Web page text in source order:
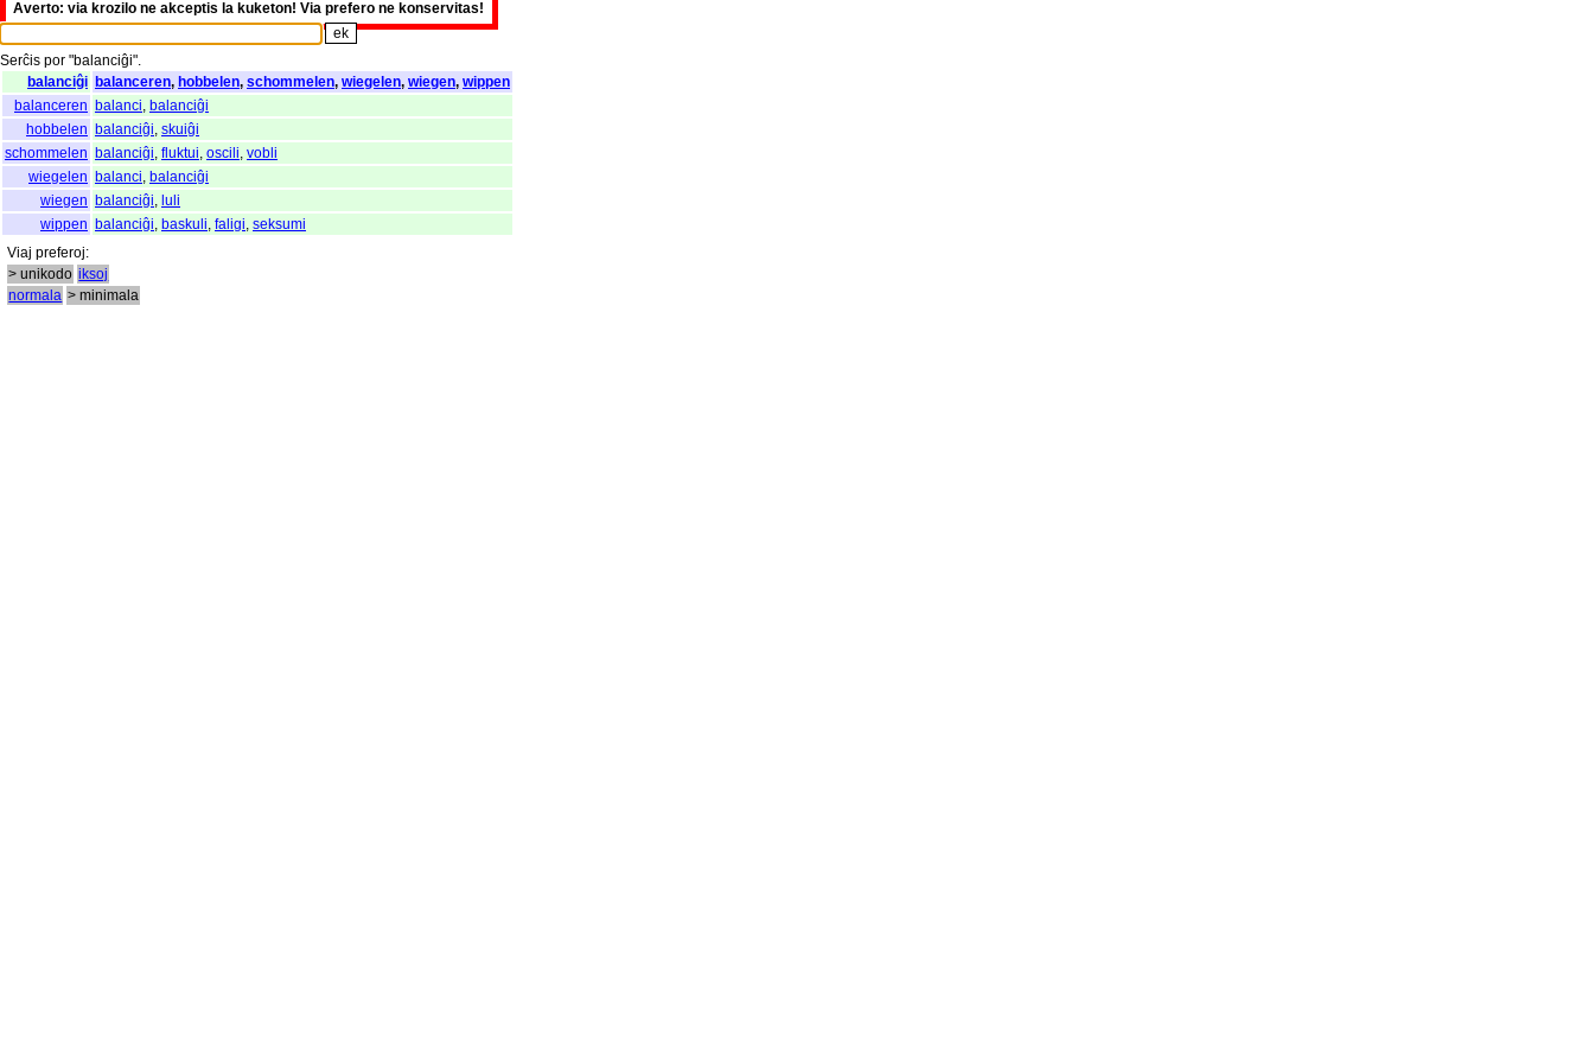
Averto: via krozilo ne akceptis la kuketon! Via prefero ne konservitas!
Serĉis por "balanciĝi".
balanciĝi balanceren, hobbelen, schommelen, wiegelen, wiegen, wippen
balanceren balanci balanciĝi
hobbelen balanciĝi skuiĝi
schommelen balanciĝi fluktui oscili vobli
wiegelen balanci balanciĝi
wiegen balanciĝi luli
wippen balanciĝi baskuli faligi seksumi
Viaj preferoj:
> unikodo iksoj
normala > minimala